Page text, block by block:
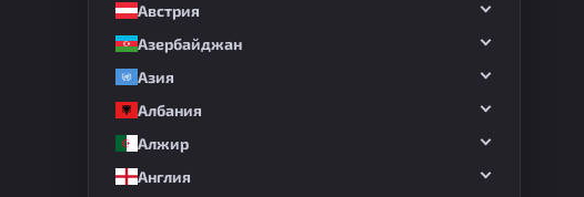
Австрия
Азербайджан
Азия
Албания
Алжир
Англия